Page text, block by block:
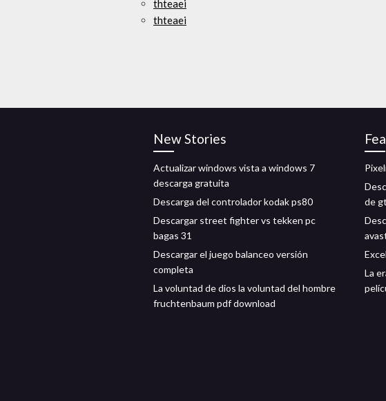
thteaei
thteaei
New Stories
Actualizar windows vista a windows 7
descarga gratuita
Descarga del controlador kodak ps80
Descargar street fighter vs tekken pc
bagas 31
Descargar el juego balanceo versión
completa
La voluntad de dios la voluntad del hombre
fruchtenbaum pdf download
de
La